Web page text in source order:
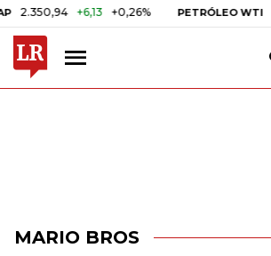
+6,13 +0,26% PETRÓLEO WTI US$
MARIO BROS